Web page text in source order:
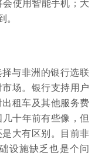
使用智能手机；大
。
与非洲的银行选联
场。银行支持用户
租车及其他服务费
十年前有些像，但
大有区别。目前非
设施缺乏也是个问